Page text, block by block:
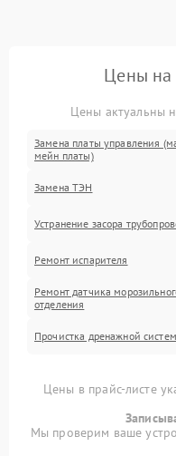
Цены на
Цены актуальны
Замена платы управления
мейн платы)
Замена ТЭН
Устранение засора
Ремонт испарителя
Ремонт датчика
отделения
Прочистка дренажной
Цены в прайс-листе
Мы проверим ваше